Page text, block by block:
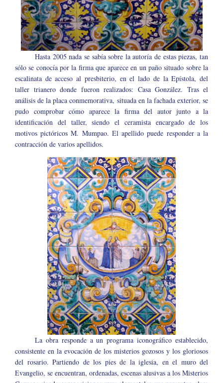
Hasta 2005 nada se sabía sobre la autoría de estas piezas, tan
sólo se conocía por la firma que aparece en un paño situado sobre la
escalinata de acceso al presbiterio, en el lado de la Epístola, del
taller trianero donde fueron realizados: Casa González. Tras el
análisis de la placa conmemorativa, situada en la fachada exterior, se
pudo comprobar cómo aparece la firma del autor junto a la
identificación del taller, siendo el ceramista encargado de los
motivos pictóricos M. Mumpao. El apellido puede responder a la
contracción de varios apellidos.
La obra responde a un programa iconográfico establecido,
consistente en la evocación de los misterios gozosos y los gloriosos
del rosario. Partiendo de los pies de la iglesia, en el muro del
Evangelio, se encuentran, ordenadas, escenas alusivas a los Misterios